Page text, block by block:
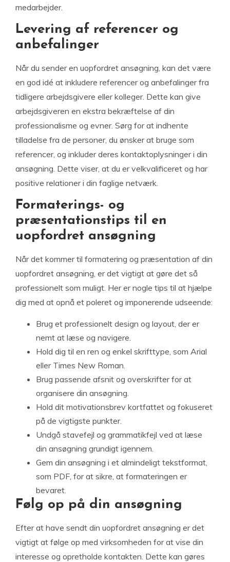
medarbejder.
Levering af referencer og
anbefalinger
Når du sender en uopfordret ansøgning, kan det være
en god idé at inkludere referencer og anbefalinger fra
tidligere arbejdsgivere eller kolleger. Dette kan give
arbejdsgiveren en ekstra bekræftelse af din
professionalisme og evner. Sørg for at indhente
tilladelse fra de personer, du ønsker at bruge som
referencer, og inkluder deres kontaktoplysninger i din
ansøgning. Dette viser, at du er velkvalificeret og har
positive relationer i din faglige netværk.
Formaterings- og
præsentationstips til en
uopfordret ansøgning
Når det kommer til formatering og præsentation af din
uopfordret ansøgning, er det vigtigt at gøre det så
professionelt som muligt. Her er nogle tips til at hjælpe
dig med at opnå et poleret og imponerende udseende:
Brug et professionelt design og layout, der er
nemt at læse og navigere.
Hold dig til en ren og enkel skrifttype, som Arial
eller Times New Roman.
Brug passende afsnit og overskrifter for at
organisere din ansøgning.
Hold dit motivationsbrev kortfattet og fokuseret
på de vigtigste punkter.
Undgå stavefejl og grammatikfejl ved at læse
din ansøgning grundigt igennem.
Gem din ansøgning i et almindeligt tekstformat,
som PDF, for at sikre, at formateringen er
bevaret.
Følg op på din ansøgning
Efter at have sendt din uopfordret ansøgning er det
vigtigt at følge op med virksomheden for at vise din
interesse og opretholde kontakten. Dette kan gøres